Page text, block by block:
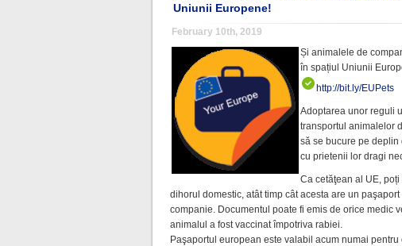
Uniunii Europene!
February 10th, 2019
Și animalele de
în spațiul Uniunii
http://bit.ly/EUPets
Adoptarea unor reguli
transportul animalelor
să se bucure pe
cu prietenii lor dragi
Ca cetăţean al UE,
dihorul domestic, atât timp cât acesta are un
companie. Documentul poate fi emis de orice medic
animalul a fost vaccinat împotriva rabiei.
Paşaportul european este valabil acum numai